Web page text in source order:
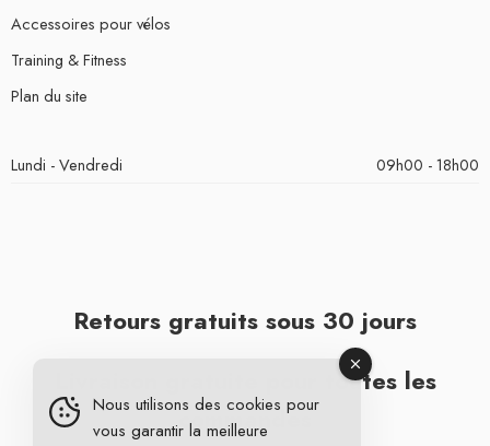
Accessoires pour vélos
Training & Fitness
Plan du site
Lundi - Vendredi 09h00 - 18h00
Retours gratuits sous 30 jours
Livraison gratuite pour toutes les
commandes
Nous utilisons des cookies pour
vous garantir la meilleure